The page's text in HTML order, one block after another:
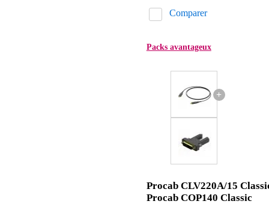
Comparer
Packs avantageux
+
Procab CLV220A/15
Procab COP140 Classic